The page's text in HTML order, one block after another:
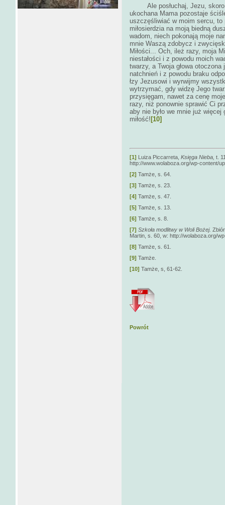
Ale posłuchaj, Jezu, skoro
ukochana Mama pozostaje
uszczęśliwiać w moim sercu,
miłosierdzia na moją biedną
wadom, niech pokonają moje
mnie Waszą zdobycz i
Miłości... Och, ileż razy, moja
niestałości i z powodu moich
twarzy, a Twoja głowa
natchnień i z powodu braku
łzy Jezusowi i wyrwijmy
wytrzymać, gdy widzę Jego
przysięgam, nawet za cenę
razy, niż ponownie sprawić Ci
aby nie było we mnie już
miłość! [10]
[1] Luiza Piccarreta, Księga Nieba, t.
http://www.wolaboza.org/wp-content/
[2] Tamże, s. 64.
[3] Tamże, s. 23.
[4] Tamże, s. 47.
[5] Tamże, s. 13.
[6] Tamże, s. 8.
[7] Szkoła modlitwy w Woli Bożej.
Martin, s. 60, w: http://wolaboza.org/
[8] Tamże, s. 61.
[9] Tamże.
[10] Tamże, s, 61-62.
Powrót